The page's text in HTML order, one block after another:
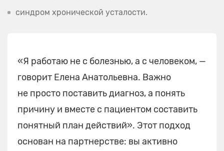
синдром хронической усталости.
«Я работаю не с болезнью, а с человеком, —
говорит Елена Анатольевна. Важно
не просто поставить диагноз, а понять
причину и вместе с пациентом составить
понятный план действий». Этот подход
основан на партнерстве: вы активно